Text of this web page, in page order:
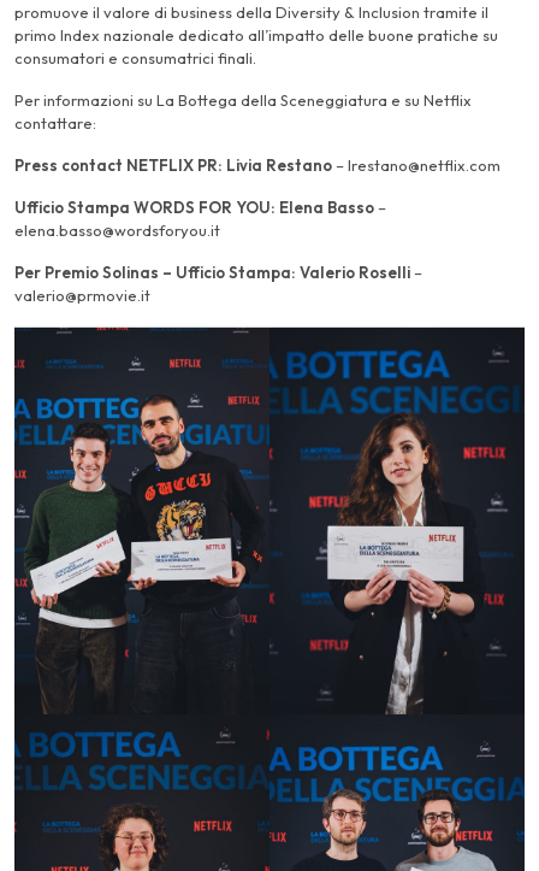
promuove il valore di business della Diversity & Inclusion tramite il
primo Index nazionale dedicato all’impatto delle buone pratiche su
consumatori e consumatrici finali.
Per informazioni su La Bottega della Sceneggiatura e su Netflix
contattare:
Press contact NETFLIX PR: Livia Restano– lrestano@netflix.com
Ufficio Stampa WORDS FOR YOU: Elena Basso–
elena.basso@wordsforyou.it
Per Premio Solinas – Ufficio Stampa: Valerio Roselli–
valerio@prmovie.it